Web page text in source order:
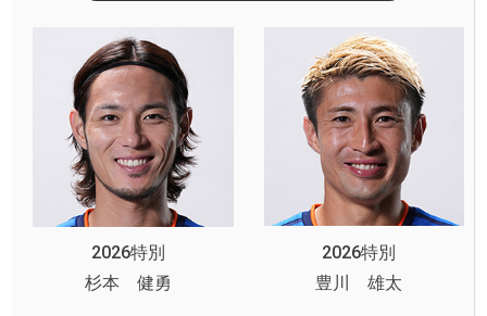
2026特別
2026特別
杉本 健勇
豊川 雄太